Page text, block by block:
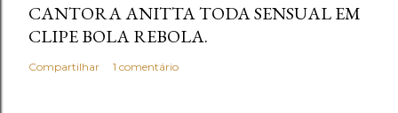
CANTORA ANITTA TODA SENSUAL EM
CLIPE BOLA REBOLA.
Compartilhar 1 comentário